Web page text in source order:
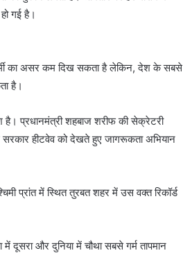
गई है।
का असर कम दिख सकता है लेकिन, देश के सबसे
है।
है। प्रधानमंत्री शहबाज शरीफ की सेक्रेटरी
हीटवेव को देखते हुए जागरूकता अभियान
प्रांत में स्थित तुरबत शहर में उस वक्त रिकॉर्ड
में दूसरा और दुनिया में चौथा सबसे गर्म तापमान